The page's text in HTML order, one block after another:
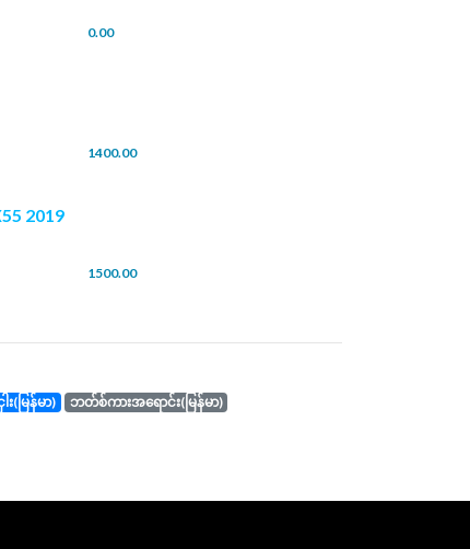
0.00
1400.00
2019
1500.00
ငှါး(မြန်မာ) ဘတ်စ်ကားအရောင်း(မြန်မာ)